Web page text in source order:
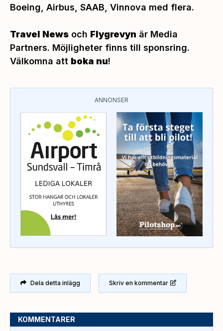
Boeing, Airbus, SAAB, Vinnova med flera.
Travel News och Flygrevyn är Media
Partners. Möjligheter finns till sponsring.
Välkomna att boka nu!
ANNONSER
Dela detta inlägg Skriv en kommentar
KOMMENTARER